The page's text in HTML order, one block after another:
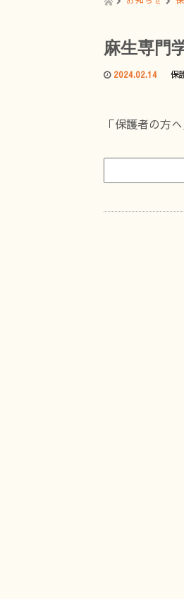
麻生専門
2024.02.14 保
「保護者の方